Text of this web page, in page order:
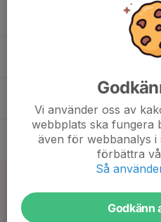
20
Vi använder oss av
webbplats ska fungera
även för webbanalys i
förbättra
Så
Godkänn